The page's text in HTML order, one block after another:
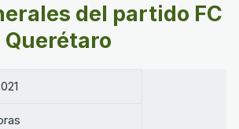
del partido FC